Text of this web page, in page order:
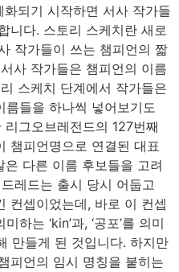
되기 시작하면 서사 작가들
니다. 스토리 스케치란 새로
작가들이 쓰는 챔피언의 짧
사 작가들은 챔피언의 이름
스케치 단계에서 작가들은
름들을 하나씩 넣어보기도
그오브레전드의 127번째
챔피언명으로 연결된 대표
다른 이름 후보들을 고려
레드는 출시 당시 어둡고
컨셉이었는데, 바로 이 컨셉
하는 ‘kin’과, ‘공포’를 의미
만들게 된 것입니다. 하지만
피언의 임시 명칭을 붙히는